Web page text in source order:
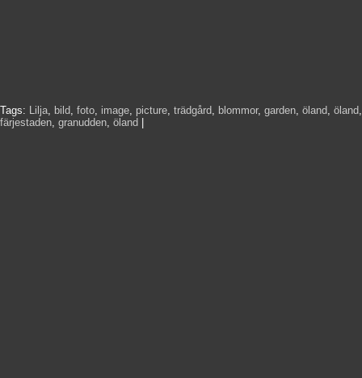
Tags: Lilja, bild, foto, image, picture, trädgård, blommor, garden, öland, öland,
färjestaden, granudden, öland